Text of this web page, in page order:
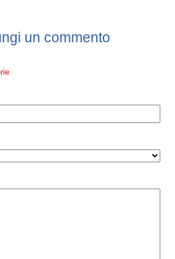
un commento